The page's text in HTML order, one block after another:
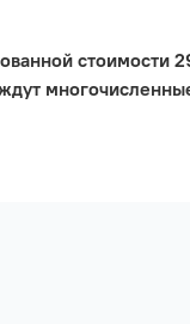
стоимости